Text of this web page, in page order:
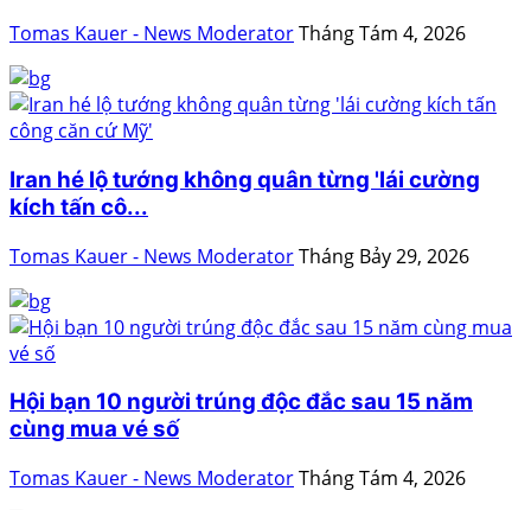
Tomas Kauer - News ModeratorTháng Tám 4, 2026
Iran hé lộ tướng không quân từng 'lái cường
kích tấn cô...
Tomas Kauer - News ModeratorTháng Bảy 29, 2026
Hội bạn 10 người trúng độc đắc sau 15 năm
cùng mua vé số
Tomas Kauer - News ModeratorTháng Tám 4, 2026